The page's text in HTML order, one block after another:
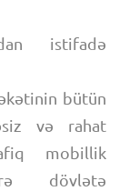
istifadə
bütün
və rahat
mobillik
dövlətə